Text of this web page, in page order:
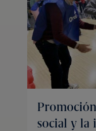
social y la